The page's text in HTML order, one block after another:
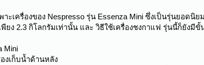
าะเครื่องของ Nespresso รุ่น Essenza Mini ซึ่งเป็นรุ่นยอด
ยง 2.3 กิโลกรัมเท่านั้น และ วิธีใช้เครื่องชงกาแฟ รุ่นนี้ก็ยังมี
Mini
งเก็บน้ำด้านหลัง